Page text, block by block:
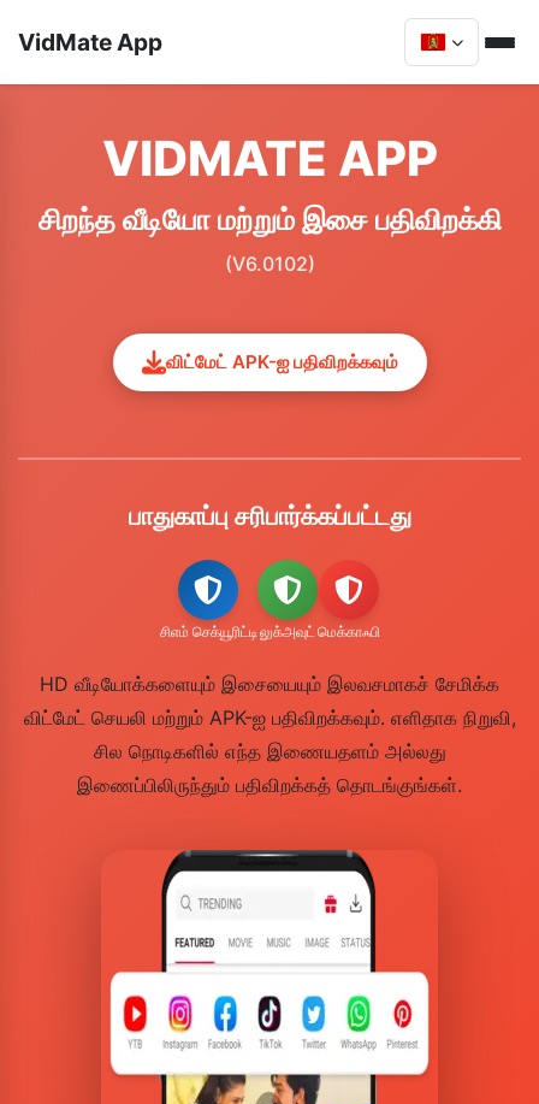
VidMate App
VIDMATE APP
சிறந்த வீடியோ மற்றும் இசை பதிவிறக்கி
(V6.0102)
விட்மேட் APK-ஐ பதிவிறக்கவும்
பாதுகாப்பு சரிபார்க்கப்பட்டது
சிஎம் செக்யூரிட்டிலுக்அவுட்மெக்காஃபி
HD வீடியோக்களையும் இசையையும் இலவசமாகச் சேமிக்க
விட்மேட் செயலி மற்றும் APK-ஐ பதிவிறக்கவும். எளிதாக நிறுவி,
சில நொடிகளில் எந்த இணையதளம் அல்லது
இணைப்பிலிருந்தும் பதிவிறக்கத் தொடங்குங்கள்.